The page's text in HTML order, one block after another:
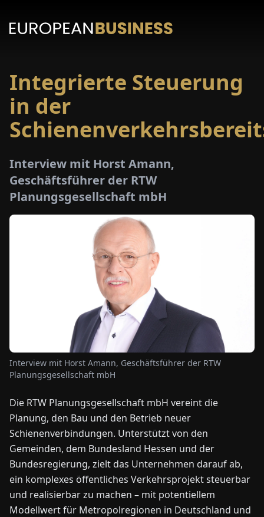
ENDEFRESITNLPLHU
KONTAKT
ZU
Integrierte Steuerung
in der
Interview mit Horst Amann,
Geschäftsführer der RTW
Planungsgesellschaft mbH
Interview mit Horst Amann, Geschäftsführer der RTW
Planungsgesellschaft mbH
Die RTW Planungsgesellschaft mbH vereint die
Planung, den Bau und den Betrieb neuer
Schienenverbindungen. Unterstützt von den
Gemeinden, dem Bundesland Hessen und der
Bundesregierung, zielt das Unternehmen darauf ab,
ein komplexes öffentliches Verkehrsprojekt steuerbar
und realisierbar zu machen – mit potentiellem
Modellwert für Metropolregionen in Deutschland und